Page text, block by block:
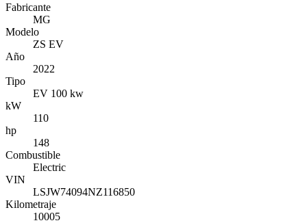
Fabricante
MG
Modelo
ZS EV
Año
2022
Tipo
EV 100 kw
kW
110
hp
148
Combustible
Electric
VIN
LSJW74094NZ116850
Kilometraje
10005